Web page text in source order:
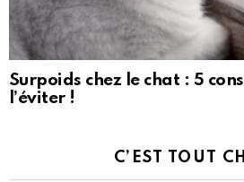
Surpoids chez le chat : 5
l’éviter !
C’EST TOUT